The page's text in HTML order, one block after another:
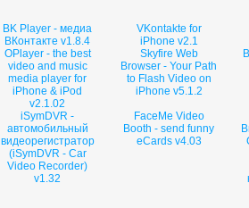
BK Player - медиа
ВКонтакте v1.8.4
VKontakte for
iPhone v2.1
OPlayer - the best
video and music
media player for
iPhone & iPod
v2.1.02
Skyfire Web
Browser - Your Path
to Flash Video on
iPhone v5.1.2
iSymDVR -
автомобильный
видеорегистратор
(iSymDVR - Car
Video Recorder)
v1.32
FaceMe Video
Booth - send funny
eCards v4.03